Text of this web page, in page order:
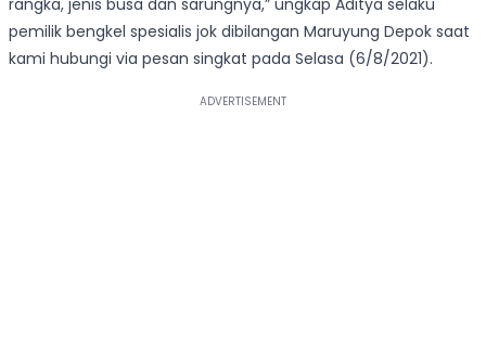
rangka, jenis busa dan sarungnya,” ungkap Aditya selaku
pemilik bengkel spesialis jok dibilangan Maruyung Depok saat
kami hubungi via pesan singkat pada Selasa (6/8/2021).